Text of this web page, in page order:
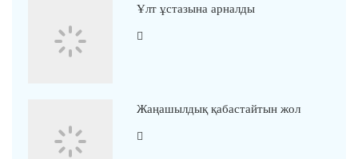
Ұлт ұстазына арналды
Жаңашылдық қабастайтын жол